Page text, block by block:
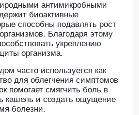
антимикробными
биоактивные
способны подавлять рост
Благодаря этому
укреплению
организма.
часто используется как
для облегчения симптомов
помогает смягчить боль в
кашель и создать ощущение
болезни.